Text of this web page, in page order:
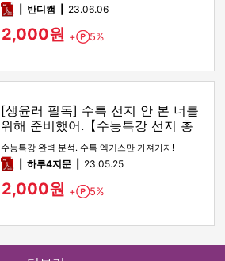
pdf반디캠 23.06.06
2,000원 + Point
5%
[생윤러 필독] 수특 선지 안 본 너를
위해 준비했어.【수능특강 선지 총
정리】
수능특강 완벽 분석. 수특 엑기스만 가져가자!
pdf하루4지문 23.05.25
2,000원 + Point
5%